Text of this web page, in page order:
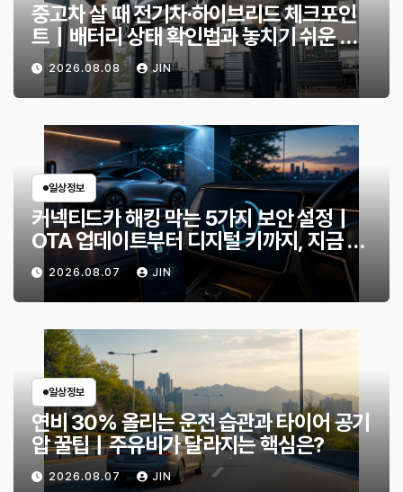
중고차 살 때 전기차·하이브리드 체크포인
트｜배터리 상태 확인법과 놓치기 쉬운 위
험 신호
2026.08.08 JIN
일상정보
커넥티드카 해킹 막는 5가지 보안 설정｜
OTA 업데이트부터 디지털 키까지, 지금 확
인할 것은?
2026.08.07 JIN
일상정보
연비 30% 올리는 운전 습관과 타이어 공기
압 꿀팁｜주유비가 달라지는 핵심은?
2026.08.07 JIN